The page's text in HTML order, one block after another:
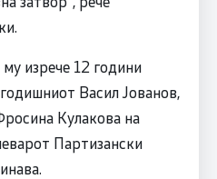
изрече 12 години
Васил Јованов,
Кулакова на
Партизански